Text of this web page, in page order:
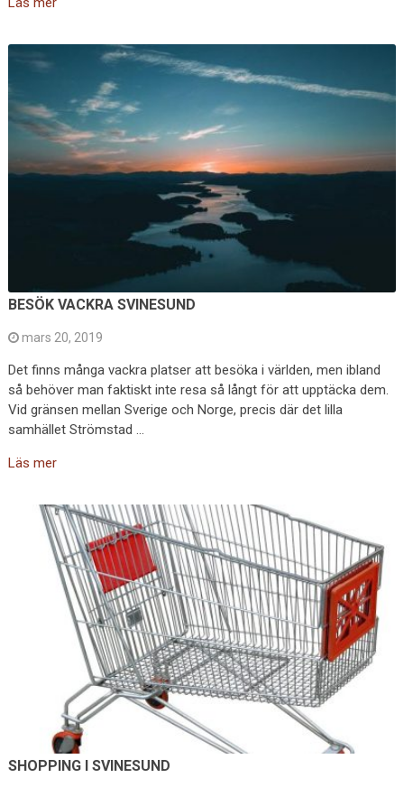
BESÖK VACKRA SVINESUND
mars 20, 2019
Det finns många vackra platser att besöka i världen, men ibland
så behöver man faktiskt inte resa så långt för att upptäcka dem.
Vid gränsen mellan Sverige och Norge, precis där det lilla
samhället Strömstad …
Läs mer
SHOPPING I SVINESUND